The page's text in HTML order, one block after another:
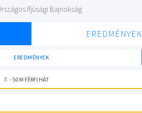
Ifjúsági Bajnokság
EREDMÉNYEK
EREDMÉNYEK
7. - 50 M FÉRFI HÁT